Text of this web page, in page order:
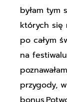
byłam tym
których się
po całym
na
przygody,